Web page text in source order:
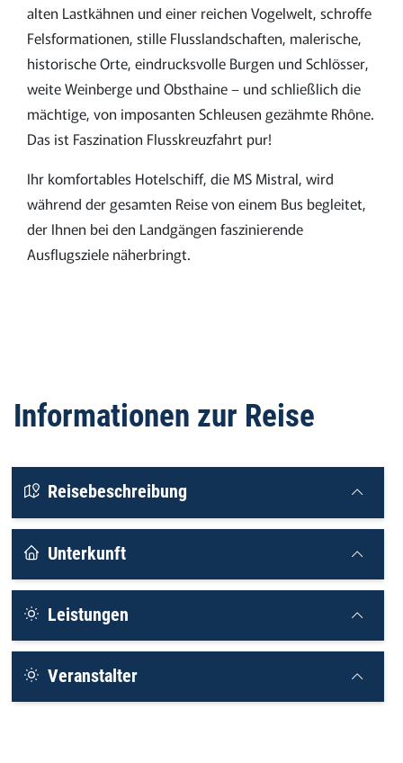
alten Lastkähnen und einer reichen Vogelwelt, schroffe
Felsformationen, stille Flusslandschaften, malerische,
historische Orte, eindrucksvolle Burgen und Schlösser,
weite Weinberge und Obsthaine – und schließlich die
mächtige, von imposanten Schleusen gezähmte Rhône.
Das ist Faszination Flusskreuzfahrt pur!
Ihr komfortables Hotelschiff, die MS Mistral, wird
während der gesamten Reise von einem Bus begleitet,
der Ihnen bei den Landgängen faszinierende
Ausflugsziele näherbringt.
Informationen zur Reise
Reisebeschreibung
Unterkunft
Leistungen
Veranstalter